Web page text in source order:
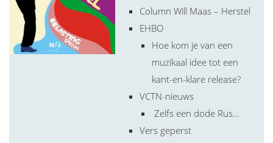
Column Will Maas – Herstel
EHBO
Hoe kom je van een
muzikaal idee tot een
kant-en-klare release?
VCTN-nieuws
Zelfs een dode Rus…
Vers geperst